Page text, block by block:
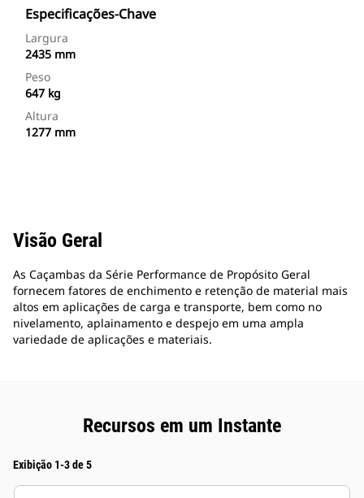
Especificações-Chave
Largura
2435 mm
Peso
647 kg
Altura
1277 mm
Visão Geral
As Caçambas da Série Performance de Propósito Geral
fornecem fatores de enchimento e retenção de material mais
altos em aplicações de carga e transporte, bem como no
nivelamento, aplainamento e despejo em uma ampla
variedade de aplicações e materiais.
Recursos em um Instante
Exibição 1-3 de 5